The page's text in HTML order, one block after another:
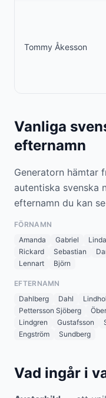
Tommy Åkesson
Vanliga
efternamn
Generatorn hämtar
autentiska svenska
efternamn du kan
FÖRNAMN
Amanda
Gabriel Linda
Rickard
Sebastian
Lennart
Björn
EFTERNAMN
Dahlberg
Dahl
Pettersson Sjöberg
Lindgren
Gustafsson
Engström
Sundberg
Vad ingår i